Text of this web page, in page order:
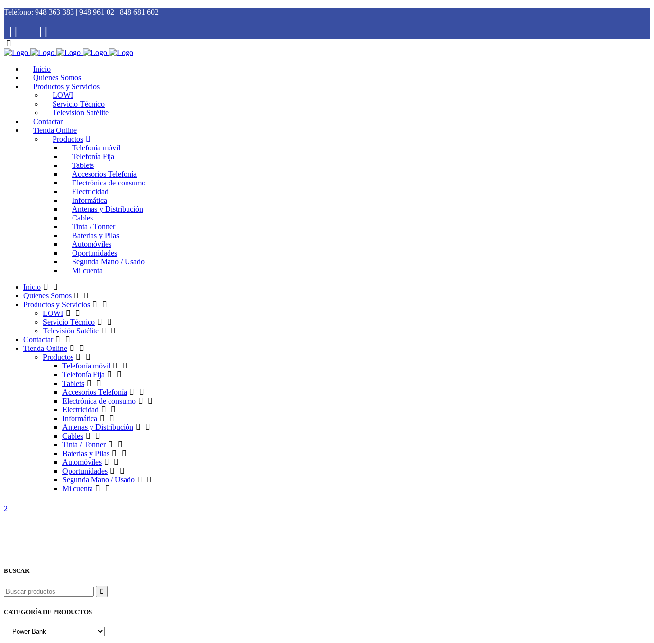
Teléfono: 948 363 383 | 948 961 02 | 848 681 602
Inicio
Quienes Somos
Productos y Servicios
LOWI
Servicio Técnico
Televisión Satélite
Contactar
Tienda Online
Productos
Telefonía móvil
Telefonía Fija
Tablets
Accesorios Telefonía
Electrónica de consumo
Electricidad
Informática
Antenas y Distribución
Cables
Tinta / Tonner
Baterias y Pilas
Automóviles
Oportunidades
Segunda Mano / Usado
Mi cuenta
Inicio
Quienes Somos
Productos y Servicios
LOWI
Servicio Técnico
Televisión Satélite
Contactar
Tienda Online
Productos
Telefonía móvil
Telefonía Fija
Tablets
Accesorios Telefonía
Electrónica de consumo
Electricidad
Informática
Antenas y Distribución
Cables
Tinta / Tonner
Baterias y Pilas
Automóviles
Oportunidades
Segunda Mano / Usado
Mi cuenta
BUSCAR
Buscar
CATEGORÍA DE PRODUCTOS